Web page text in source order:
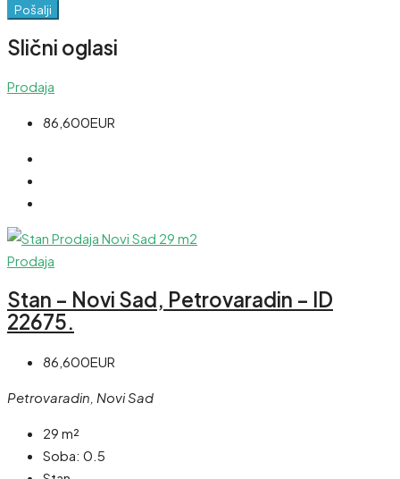
Pošalji
Slični oglasi
Prodaja
86,600EUR
Prodaja
Stan – Novi Sad, Petrovaradin – ID
22675.
86,600EUR
Petrovaradin, Novi Sad
29 m²
Soba: 0.5